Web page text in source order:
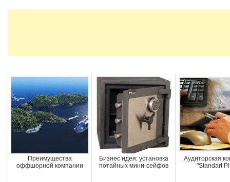
Преимущества
оффшорной компании
Бизнес идея: установка
потайных мини-сейфов
Аудиторская
"Standart